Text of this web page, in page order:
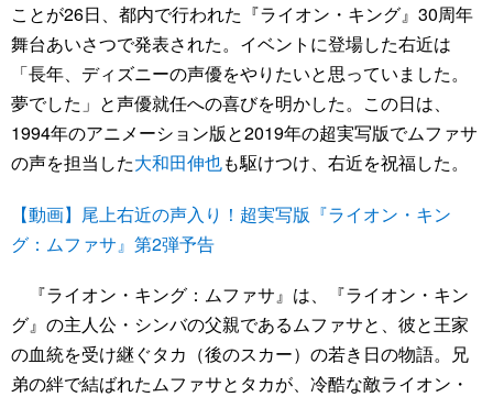
ことが26日、都内で行われた『ライオン・キング』30周年
舞台あいさつで発表された。イベントに登場した右近は
「長年、ディズニーの声優をやりたいと思っていました。
夢でした」と声優就任への喜びを明かした。この日は、
1994年のアニメーション版と2019年の超実写版でムファサ
の声を担当した大和田伸也も駆けつけ、右近を祝福した。
【動画】尾上右近の声入り！超実写版『ライオン・キン
グ：ムファサ』第2弾予告
『ライオン・キング：ムファサ』は、『ライオン・キン
グ』の主人公・シンバの父親であるムファサと、彼と王家
の血統を受け継ぐタカ（後のスカー）の若き日の物語。兄
弟の絆で結ばれたムファサとタカが、冷酷な敵ライオン・